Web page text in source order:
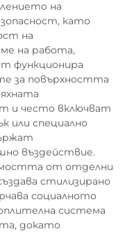
на
като
на
на работа,
функционира
за повърхността
и често включват
или специално
въздействие.
от отделни
стилизирано
социалното
система
докато